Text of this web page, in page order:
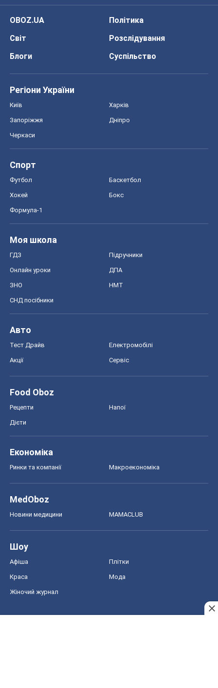
OBOZ.UA
Політика
Світ
Розслідування
Блоги
Суспільство
Регіони України
Київ Харків
Запоріжжя Дніпро
Черкаси
Спорт
Футбол Баскетбол
Хокей Бокс
Формула-1
Моя школа
ГДЗ Підручники
Онлайн уроки ДПА
ЗНО НМТ
СНД посібники
Авто
Тест Драйв Електромобілі
Акції Сервіс
Food Oboz
Рецепти Напої
Дієти
Економіка
Ринки та компанії Макроекономіка
MedOboz
Новини медицини MAMACLUB
Шоу
Афіша Плітки
Краса Мода
Жіночий журнал